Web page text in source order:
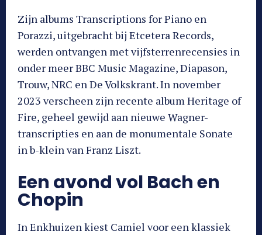
Zijn albums Transcriptions for Piano en
Porazzi, uitgebracht bij Etcetera Records,
werden ontvangen met vijfsterrenrecensies in
onder meer BBC Music Magazine, Diapason,
Trouw, NRC en De Volkskrant. In november
2023 verscheen zijn recente album Heritage of
Fire, geheel gewijd aan nieuwe Wagner-
transcripties en aan de monumentale Sonate
in b-klein van Franz Liszt.
Een avond vol Bach en
Chopin
In Enkhuizen kiest Camiel voor een klassiek